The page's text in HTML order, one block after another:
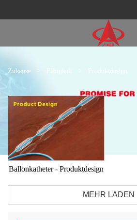
Zuhause > Fähigkeit Produktdesign
Ballonkatheter - Produktdesign
MEHR LADEN